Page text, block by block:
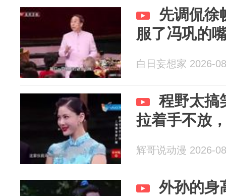
先调侃徐
服了冯巩的
白日妄想家 2026-
程野太搞
拉着手不放
辉哥说动漫 2026-
外孙的身